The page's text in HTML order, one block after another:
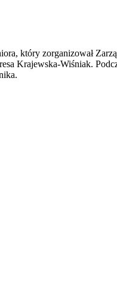
który zorganizował
Krajewska-Wiśniak.